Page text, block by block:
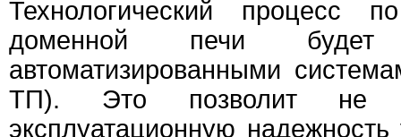
Технологический процесс
доменной печи будет
автоматизированными
ТП). Это позволит не
эксплуатационную надежность